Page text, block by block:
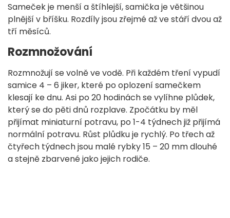
Sameček je menší a štíhlejší, samička je většinou
plnější v bříšku. Rozdíly jsou zřejmé až ve stáří dvou až
tří měsíců.
Rozmnožování
Rozmnožují se volně ve vodě. Při každém tření vypudí
samice 4 – 6 jiker, které po oplození samečkem
klesají ke dnu. Asi po 20 hodinách se vylíhne plůdek,
který se do pěti dnů rozplave. Zpočátku by měl
přijímat miniaturní potravu, po 1-4 týdnech již přijímá
normální potravu. Růst plůdku je rychlý. Po třech až
čtyřech týdnech jsou malé rybky 15 – 20 mm dlouhé
a stejně zbarvené jako jejich rodiče.